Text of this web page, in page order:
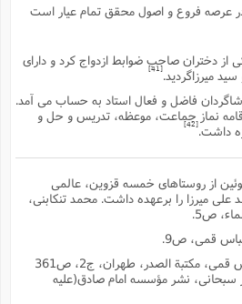
عرصه فروع و اصول محقق تمام عیار است
از دختران صاحب ضوابط ازدواج کرد و داراى
میرزاگردید.
فاضل و فعال استاد به حساب مى آمد.
نماز جماعت، موعظه، تدریس و حل و
داشت.[42]
از روستاهاى خمسه قزوین، عالمى
میرزا را برعهده داشت. محمد تنکابنى،
ص5.
قمى، ص9.
. الکنى و الالقاب، شیخ عباس قمى، مکتبة الصدر، طهران، ج2، ص361
نشر مؤسسه امام صادق(علیه